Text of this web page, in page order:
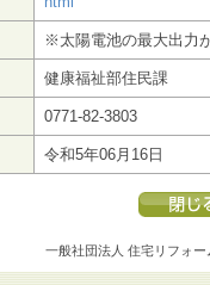
※太陽電池の最大出力
健康福祉部住民課
0771-82-3803
令和5年06月16日
一般社団法人 住宅リフォー